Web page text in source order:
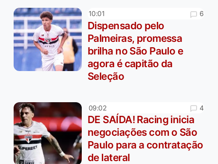
10:01 6
Dispensado pelo
Palmeiras, promessa
brilha no São Paulo e
agora é capitão da
Seleção
09:02 4
DE SAÍDA! Racing inicia
negociações com o São
Paulo para a contratação
de lateral